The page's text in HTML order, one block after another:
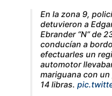
En la zona 9,
detuvieron a
Ebrander “N” de
conducían a
efectuarles un
automotor
mariguana con
14 libras.